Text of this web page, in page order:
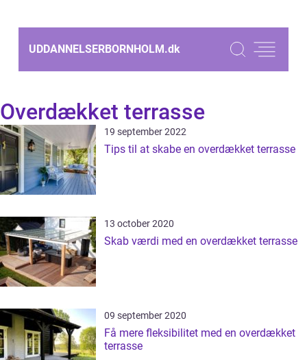
UDDANNELSERBORNHOLM.dk
Overdækket terrasse
19 september 2022
Tips til at skabe en overdækket terrasse
13 october 2020
Skab værdi med en overdækket terrasse
09 september 2020
Få mere fleksibilitet med en overdækket
terrasse